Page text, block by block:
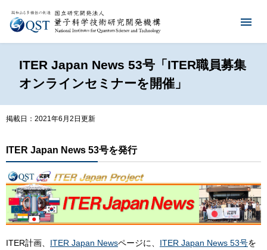
ITER Japan News 53号「ITER職員募集
オンラインセミナーを開催」
掲載日：2021年6月2日更新
ITER Japan News 53号を発行
ITER計画、 ITER Japan Newsページに、 ITER Japan News 53号を